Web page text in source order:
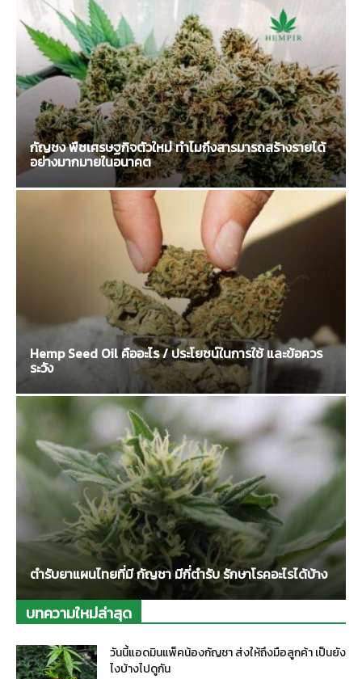
กัญชง พืชเศรษฐกิจตัวใหม่ ทำไมถึงสารมารถสร้างรายได้
อย่างมากมายในอนาคต
Hemp Seed Oil คืออะไร / ประโยชน์ในการใช้ และข้อควร
ระวัง
ตำรับยาแผนไทยที่มี กัญชา มีกี่ตำรับ รักษาโรคอะไรได้บ้าง
บทความใหม่ล่าสุด
วันนี้แอดมินแพ็คน้องกัญชา ส่งให้ถึงมือลูกค้า เป็นยัง
ไงบ้างไปดูกัน